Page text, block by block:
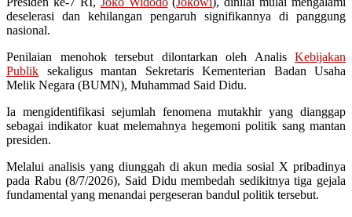
deselerasi dan kehilangan pengaruh signifikannya di panggung
nasional.
Penilaian menohok tersebut dilontarkan oleh Analis Kebijakan
Publik sekaligus mantan Sekretaris Kementerian Badan Usaha
Melik Negara (BUMN), Muhammad Said Didu.
Ia mengidentifikasi sejumlah fenomena mutakhir yang dianggap
sebagai indikator kuat melemahnya hegemoni politik sang mantan
presiden.
Melalui analisis yang diunggah di akun media sosial X pribadinya
pada Rabu (8/7/2026), Said Didu membedah sedikitnya tiga gejala
fundamental yang menandai pergeseran bandul politik tersebut.